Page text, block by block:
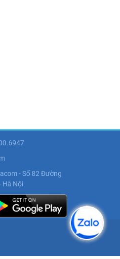
- Số 82 Đường
Hà Nội